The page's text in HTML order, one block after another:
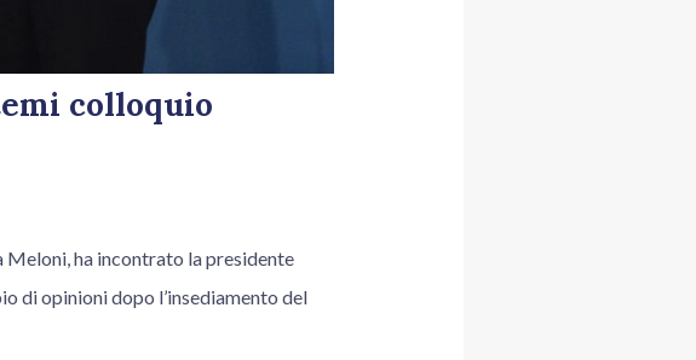
colloquio
ha incontrato la presidente
di opinioni dopo l’insediamento del